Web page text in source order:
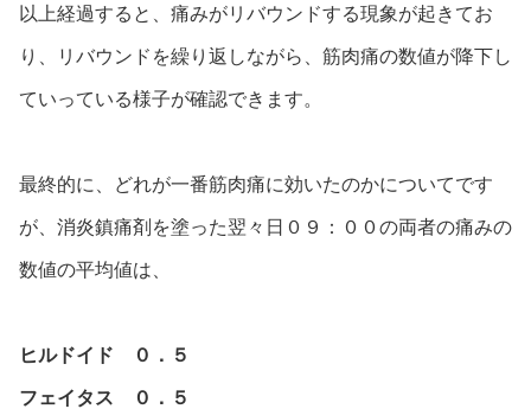
以上経過すると、痛みがリバウンドする現象が起きてお
り、リバウンドを繰り返しながら、筋肉痛の数値が降下し
ていっている様子が確認できます。
最終的に、どれが一番筋肉痛に効いたのかについてです
が、消炎鎮痛剤を塗った翌々日０９：００の両者の痛みの
数値の平均値は、
ヒルドイド ０．５
フェイタス ０．５